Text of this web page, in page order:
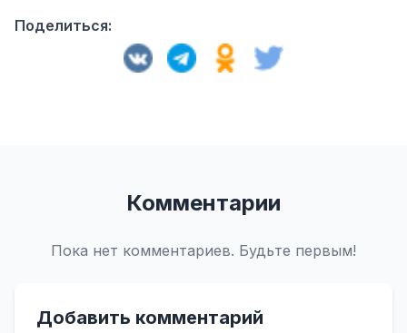
Поделиться:
Комментарии
Пока нет комментариев. Будьте первым!
Добавить комментарий